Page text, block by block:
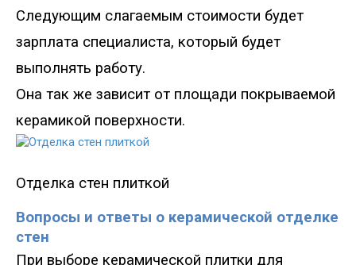
Следующим слагаемым стоимости будет
зарплата специалиста, который будет
выполнять работу.
Она так же зависит от площади покрываемой
керамикой поверхности.
Отделка стен плиткой
Вопросы и ответы о керамической отделке
стен
При выборе керамической плитки для